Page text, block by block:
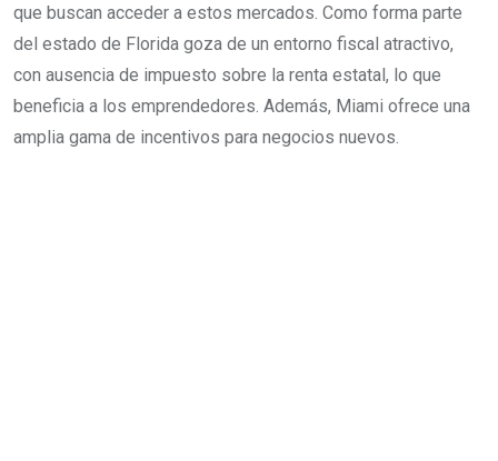
que buscan acceder a estos mercados. Como forma parte
del estado de Florida goza de un entorno fiscal atractivo,
con ausencia de impuesto sobre la renta estatal, lo que
beneficia a los emprendedores. Además, Miami ofrece una
amplia gama de incentivos para negocios nuevos.